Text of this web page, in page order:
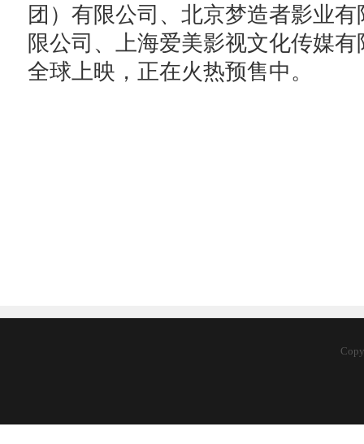
团）有限公司、北京梦造者影业
限公司、上海爱美影视文化传媒
全球上映，正在火热预售中。